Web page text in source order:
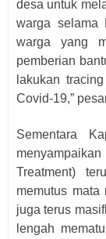
desa untuk
warga selama
warga yang
pemberian
lakukan
Covid-19,”
Sementara
Treatment)
memutus mata
juga terus
lengah